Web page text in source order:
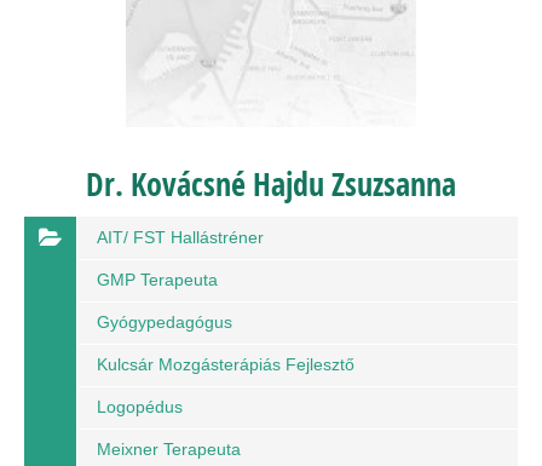
Dr. Kovácsné Hajdu Zsuzsanna
AIT/ FST Hallástréner
GMP Terapeuta
Gyógypedagógus
Kulcsár Mozgásterápiás Fejlesztő
Logopédus
Meixner Terapeuta